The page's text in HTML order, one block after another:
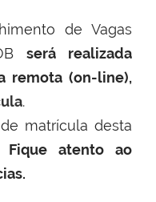
de Vagas
será realizada
remota (on-line),
.
matrícula desta
Fique atento ao